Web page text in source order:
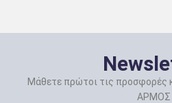
Μάθετε πρώτοι τις προσφορές
ΑΡΜΟΣ